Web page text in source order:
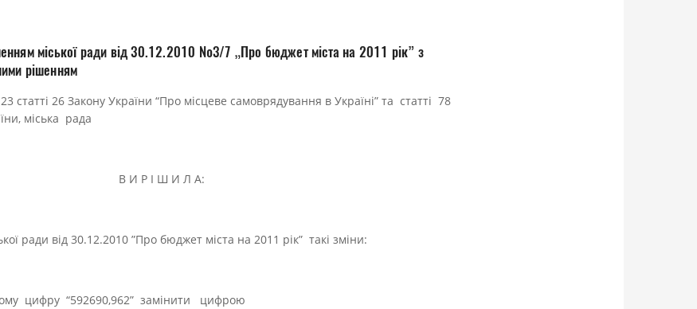
міської ради від 30.12.2010 №3/7 „Про бюджет міста на 2011 рік” з
рішенням
статті 26 Закону України “Про місцеве самоврядування в Україні” та статті 78
міська рада
В И Р І Ш И Л А:
ради від 30.12.2010 ”Про бюджет міста на 2011 рік” такі зміни:
“592690,962” замінити цифрою